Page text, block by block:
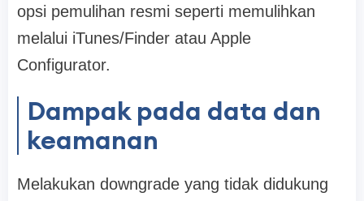
opsi pemulihan resmi seperti memulihkan
melalui iTunes/Finder atau Apple
Configurator.
Dampak pada data dan
keamanan
Melakukan downgrade yang tidak didukung